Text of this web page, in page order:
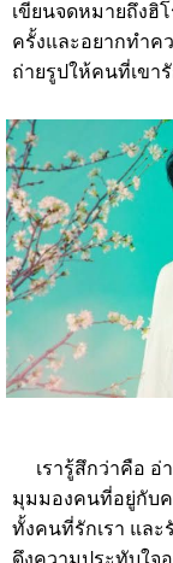
เขียนจดหมายถึงฮิโ
ครั้งและอยากทำค
ถ่ายรูปให้คนที่เขา
เรารู้สึกว่าคือ อ่
มุมมองคนที่อยู่กับ
ทั้งคนที่รักเรา และ